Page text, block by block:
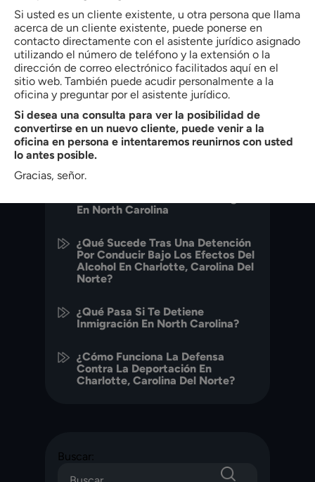
VER PERFIL
PREVIOUS POST ENTRADA SIGUIENTE
ENTRADAS RECIENTES
En North Carolina
¿Qué Sucede Tras Una Detención
Por Conducir Bajo Los Efectos Del
Alcohol En Charlotte, Carolina Del
Norte?
¿Qué Pasa Si Te Detiene
Inmigración En North Carolina?
¿Cómo Funciona La Defensa
Contra La Deportación En
Charlotte, Carolina Del Norte?
Buscar:
Si usted es un cliente existente, u otra persona que llama
acerca de un cliente existente, puede ponerse en
contacto directamente con el asistente jurídico asignado
utilizando el número de teléfono y la extensión o la
dirección de correo electrónico facilitados aquí en el
sitio web. También puede acudir personalmente a la
oficina y preguntar por el asistente jurídico.
Si desea una consulta para ver la posibilidad de
convertirse en un nuevo cliente, puede venir a la
oficina en persona e intentaremos reunirnos con usted
lo antes posible.
Gracias, señor.